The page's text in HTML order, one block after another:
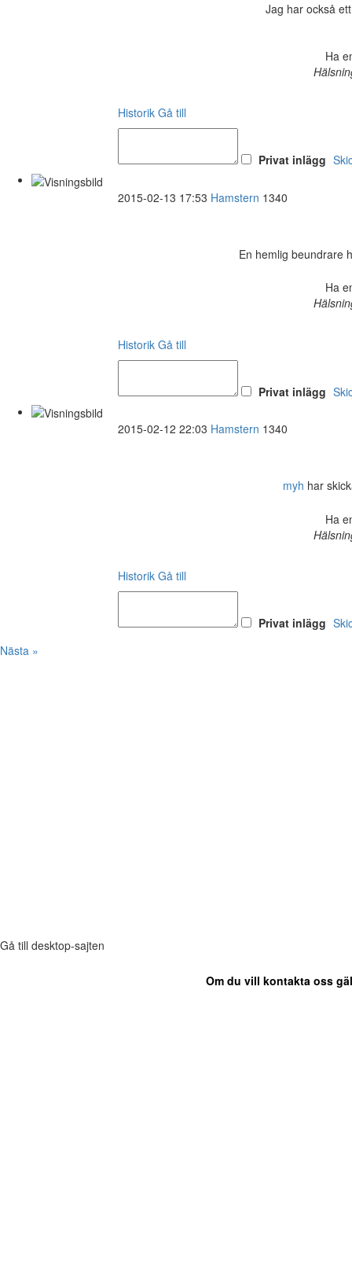
Jag har också
Ha
Historik Gå till
Privat inlägg
2015-02-13 17:53 Hamstern 1340
En hemlig beundrare
Ha
Historik Gå till
Privat inlägg
2015-02-12 22:03 Hamstern 1340
myh har
Ha
Historik Gå till
Privat inlägg
Nästa »
Gå till desktop-sajten
Om du vill kontakta oss